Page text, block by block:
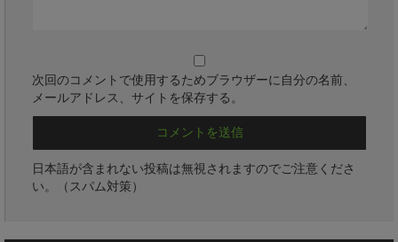
次回のコメントで使用するためブラウザーに自分の名前、
メールアドレス、サイトを保存する。
日本語が含まれない投稿は無視されますのでご注意くださ
い。（スパム対策）